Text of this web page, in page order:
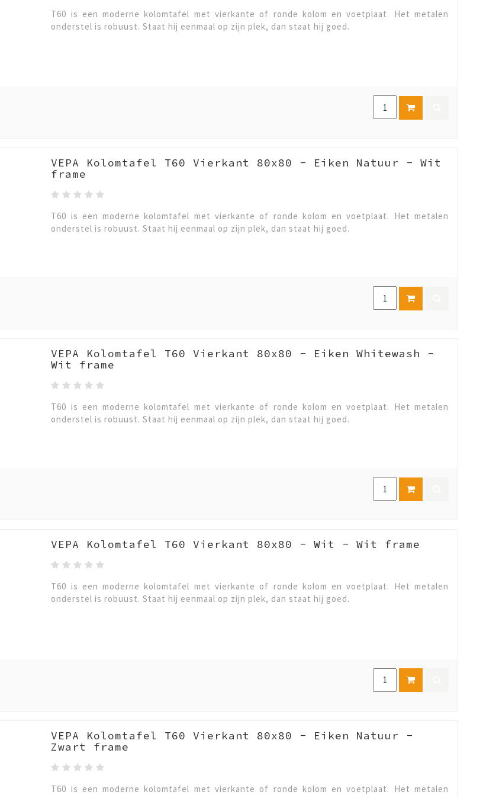
T60 is een moderne kolomtafel met vierkante of ronde kolom en voetplaat. Het metalen
onderstel is robuust. Staat hij eenmaal op zijn plek, dan staat hij goed.
VEPA Kolomtafel T60 Vierkant 80x80 - Eiken Natuur - Wit
frame
T60 is een moderne kolomtafel met vierkante of ronde kolom en voetplaat. Het metalen
onderstel is robuust. Staat hij eenmaal op zijn plek, dan staat hij goed.
VEPA Kolomtafel T60 Vierkant 80x80 - Eiken Whitewash -
Wit frame
T60 is een moderne kolomtafel met vierkante of ronde kolom en voetplaat. Het metalen
onderstel is robuust. Staat hij eenmaal op zijn plek, dan staat hij goed.
VEPA Kolomtafel T60 Vierkant 80x80 - Wit - Wit frame
T60 is een moderne kolomtafel met vierkante of ronde kolom en voetplaat. Het metalen
onderstel is robuust. Staat hij eenmaal op zijn plek, dan staat hij goed.
VEPA Kolomtafel T60 Vierkant 80x80 - Eiken Natuur -
Zwart frame
T60 is een moderne kolomtafel met vierkante of ronde kolom en voetplaat. Het metalen